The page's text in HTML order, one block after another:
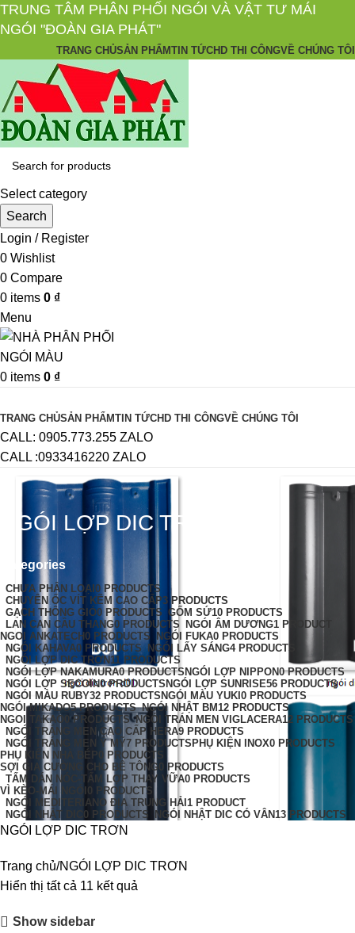
TRUNG TÂM PHÂN PHỐI NGÓI VÀ VẬT TƯ MÁI
NGÓI "ĐOÀN GIA PHÁT"
TRANG CHỦSẢN PHẨMTIN TỨCHD THI CÔNGVỀ CHÚNG TÔI
Select category
Search
Login / Register
0 Wishlist
0 Compare
0 items 0 ₫
Menu
0 items 0 ₫
TRANG CHỦSẢN PHẨMTIN TỨCHD THI CÔNGVỀ CHÚNG TÔI
CALL: 0905.773.255 ZALO
CALL :0933416220 ZALO
NGÓI LỢP DIC TRƠN
Categories
CHƯA PHÂN LOẠI0 PRODUCTS
CHUYÊN ỐC VÍT KẼM CAO CẤP3 PRODUCTS
GẠCH THÔNG GIÓ0 PRODUCTS GỐM SỨ10 PRODUCTS
LAN CAN CẦU THANG0 PRODUCTS NGÓI ÂM DƯƠNG1 PRODUCT
NGOI ANKATECH0 PRODUCTS NGÓI FUKA0 PRODUCTS
NGÓI KAHAVA0 PRODUCTS NGÓI LẤY SÁNG4 PRODUCTS
NGÓI LỢP DIC TRƠN11 PRODUCTS
NGÓI LỢP NAKAMURA0 PRODUCTSNGÓI LỢP NIPPON0 PRODUCTS
NGÓI LỢP SECOIN0 PRODUCTSNGÓI LỢP SUNRISE56 PRODUCTS
NGÓI MÀU RUBY32 PRODUCTSNGÓI MÀU YUKI0 PRODUCTS
NGÓI MIKADO5 PRODUCTS NGÓI NHẬT BM12 PRODUCTS
NGOI TAKAO 0 PRODUCTS NGÓI TRÁN MEN VIGLACERA12 PRODUCTS
NGÓI TRÁNG MEN CAO CẤP HERA9 PRODUCTS
NGÓI TRÁNG MEN Ý MỸ7 PRODUCTSPHỤ KIỆN INOX0 PRODUCTS
PHỤ KIỆN NHÀ BÉP 0 PRODUCTS
SỢI GIA CƯỜNG CHO BÊ TÔNG 0 PRODUCTS
TẤM DÁN NÓC-TẤM LỢP THAY VỮA0 PRODUCTS
VÌ KÈO-MÁI NGÓI0 PRODUCTS
NGÓI MEDITERIANO ĐỊA TRUNG HẢI1 PRODUCT
NGÓI NHẬT DIC 0 PRODUCTS NGÓI NHẬT DIC CÓ VÂN13 PRODUCTS
NGÓI LỢP DIC TRƠN
Trang chủ NGÓI LỢP DIC TRƠN
Hiển thị tất cả 11 kết quả
Show sidebar